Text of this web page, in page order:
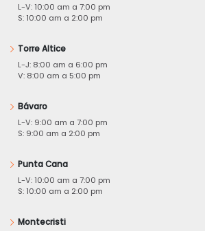
L-V: 10:00 am a 7:00 pm
S: 10:00 am a 2:00 pm
Torre Altice
L-J: 8:00 am a 6:00 pm
V: 8:00 am a 5:00 pm
Bávaro
L-V: 9:00 am a 7:00 pm
S: 9:00 am a 2:00 pm
Punta Cana
L-V: 10:00 am a 7:00 pm
S: 10:00 am a 2:00 pm
Montecristi